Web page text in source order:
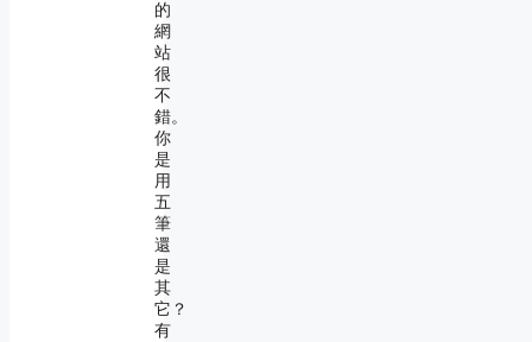
的
網
站
很
不
錯。
你
是
用
五
筆
還
是
其
它？
有